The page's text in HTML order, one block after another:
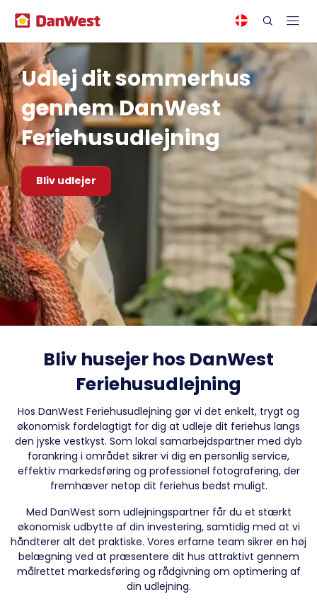
Udlej dit sommerhus
gennem DanWest
Feriehusudlejning
Bliv udlejer
Bliv husejer hos DanWest
Feriehusudlejning
Hos DanWest Feriehusudlejning gør vi det enkelt, trygt og
økonomisk fordelagtigt for dig at udleje dit feriehus langs
den jyske vestkyst. Som lokal samarbejdspartner med dyb
forankring i området sikrer vi dig en personlig service,
effektiv markedsføring og professionel fotografering, der
fremhæver netop dit feriehus bedst muligt.
Med DanWest som udlejningspartner får du et stærkt
økonomisk udbytte af din investering, samtidig med at vi
håndterer alt det praktiske. Vores erfarne team sikrer en høj
belægning ved at præsentere dit hus attraktivt gennem
målrettet markedsføring og rådgivning om optimering af
din udlejning.